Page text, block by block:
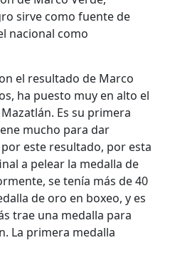
sirve como fuente de
nacional como
el resultado de Marco
ha puesto muy en alto el
Es su primera
mucho para dar
este resultado, por esta
a pelear la medalla de
se tenía más de 40
de oro en boxeo, y es
trae una medalla para
La primera medalla